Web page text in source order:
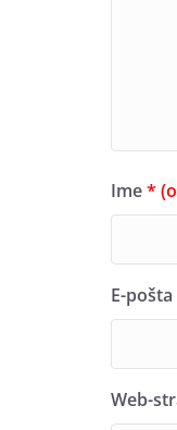
Ime*
E-pošta
Web-